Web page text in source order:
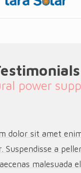
power
dolor sit amet
Suspendisse a
malesuada